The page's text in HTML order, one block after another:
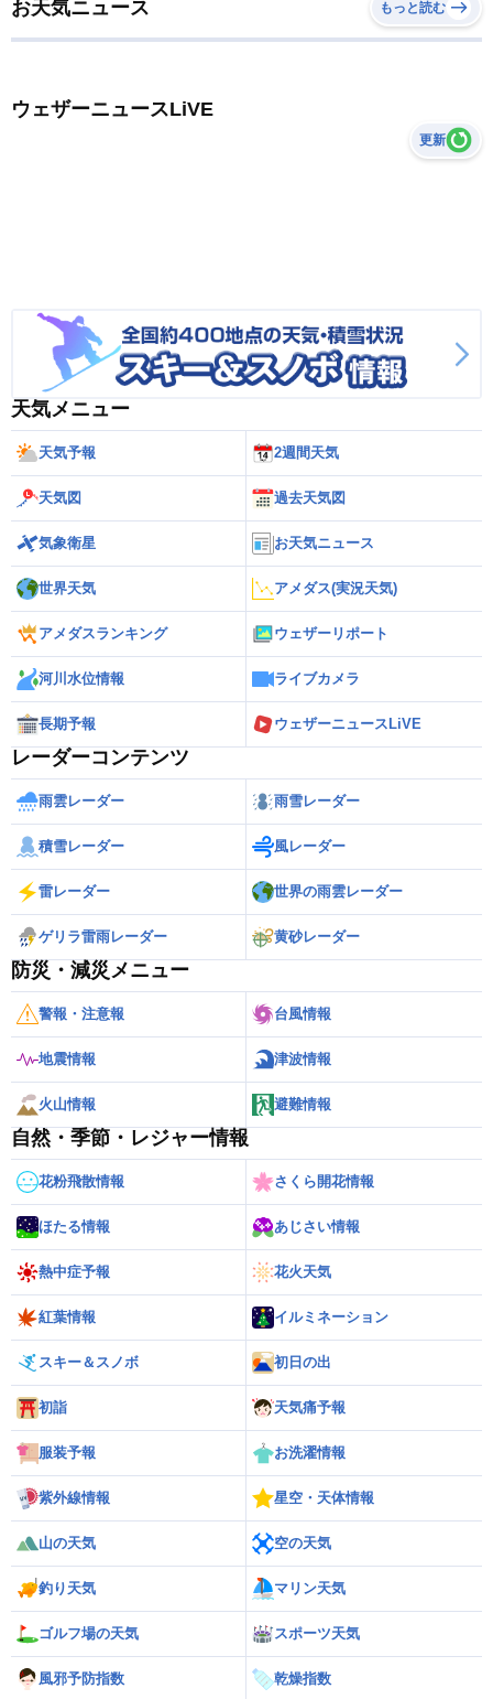
お天気ニュース もっと読む
ウェザーニュースLiVE
更新
天気メニュー
天気予報 2週間天気
天気図 過去天気図
気象衛星 お天気ニュース
世界天気 アメダス(実況天気)
アメダスランキング ウェザーリポート
河川水位情報 ライブカメラ
長期予報 ウェザーニュースLiVE
レーダーコンテンツ
雨雲レーダー 雨雪レーダー
積雪レーダー 風レーダー
雷レーダー 世界の雨雲レーダー
ゲリラ雷雨レーダー 黄砂レーダー
防災・減災メニュー
警報・注意報 台風情報
地震情報 津波情報
火山情報 避難情報
自然・季節・レジャー情報
花粉飛散情報 さくら開花情報
ほたる情報 あじさい情報
熱中症予報 花火天気
紅葉情報 イルミネーション
スキー＆スノボ 初日の出
初詣 天気痛予報
服装予報 お洗濯情報
紫外線情報 星空・天体情報
山の天気 空の天気
釣り天気 マリン天気
ゴルフ場の天気 スポーツ天気
風邪予防指数 乾燥指数